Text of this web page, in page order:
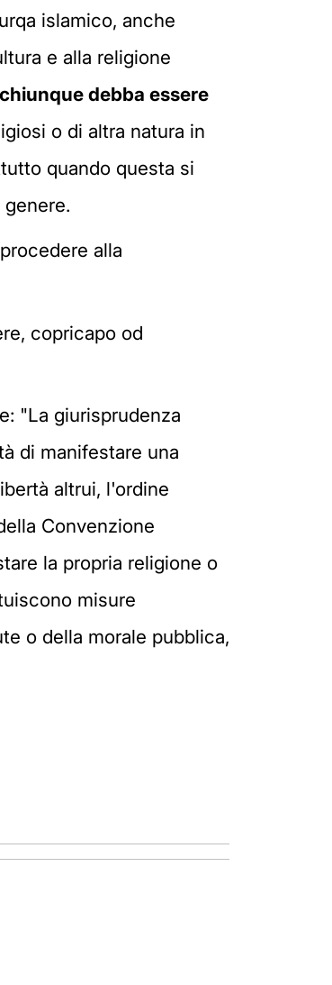
islamico, anche
e alla religione
chiunque debba essere
o di altra natura in
quando questa si
alla
copricapo od
"La giurisprudenza
di manifestare una
altrui, l'ordine
Convenzione
la propria religione o
misure
o della morale pubblica,